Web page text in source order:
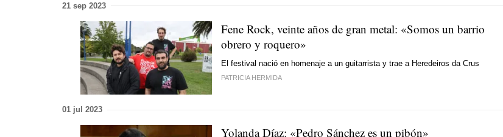
21 sep 2023
Fene Rock, veinte años de gran metal: «Somos un barrio
obrero y roquero»
El festival nació en homenaje a un guitarrista y trae a Heredeiros da Crus
PATRICIA HERMIDA
01 jul 2023
Yolanda Díaz: «Pedro Sánchez es un pibón»